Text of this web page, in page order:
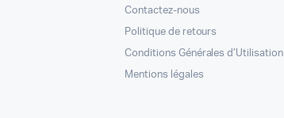
Contactez-nous
Politique de retours
Conditions Générales d’Utilisation
Mentions légales